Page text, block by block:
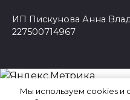
ИП Пискунова Анна
227500714967
Мы используем cookies и